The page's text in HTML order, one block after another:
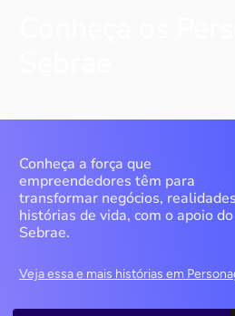
Conheça a força que
empreendedores têm para
transformar negócios,
histórias de vida, com o apoio do
Sebrae.
Veja essa e mais histórias em